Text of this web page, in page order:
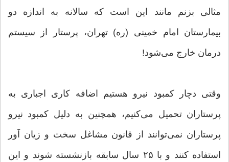
مثالی بزنم مانند این است که سالانه به اندازه دو
بیمارستان امام خمینی (ره) تهران، پرستار از سیستم
درمان خارج می‌شود!
وقتی دچار کمبود نیرو هستیم اضافه کاری اجباری به
پرستاران تحمیل می‌کنیم، همچنین به دلیل کمبود نیرو
پرستاران نمی‌توانند از قانون مشاغل سخت و زیان آور
استفاده کنند و با ۲۵ سال سابقه بازنشسته شوند و این